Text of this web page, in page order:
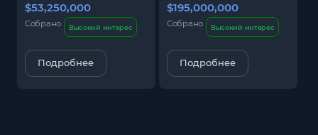
$53,250,000
Собрано Высокий интерес
Подробнее
$195,000,000
Собрано Высокий интерес
Подробнее